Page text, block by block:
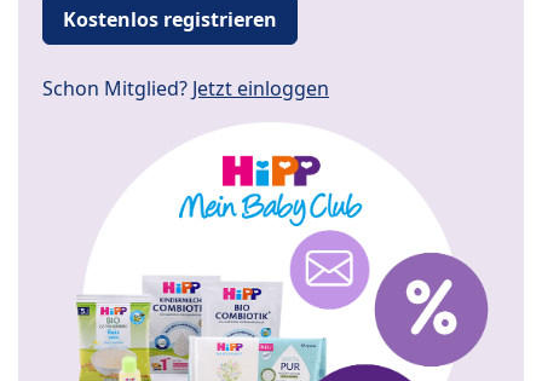
Kostenlos registrieren
Schon Mitglied? Jetzt einloggen